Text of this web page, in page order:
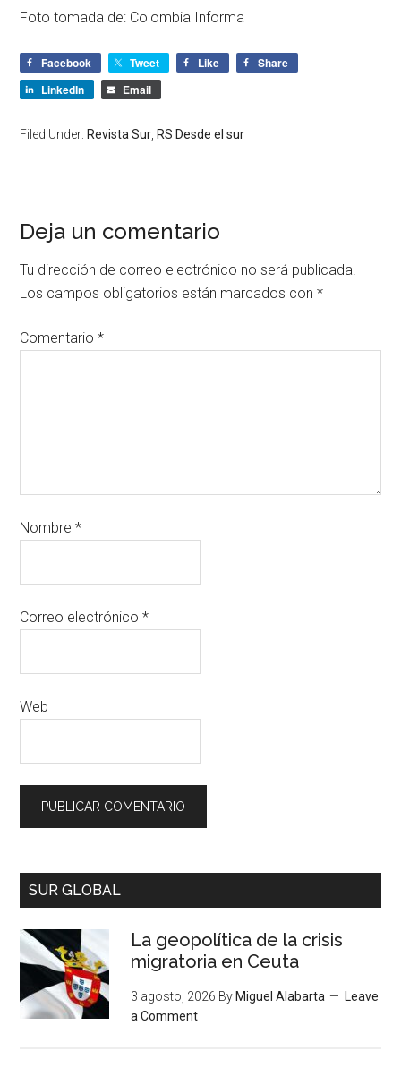
Foto tomada de: Colombia Informa
Facebook Tweet Like
Share
LinkedIn
Email
Filed Under: Revista Sur RS Desde el sur
Deja un comentario
Tu dirección de correo electrónico no será publicada.
Los campos obligatorios están marcados con*
Comentario*
Nombre*
Correo electrónico*
Web
SUR GLOBAL
La geopolítica de la crisis
migratoria en Ceuta
3 agosto, 2026 By Miguel Alabarta
Leave
a Comment